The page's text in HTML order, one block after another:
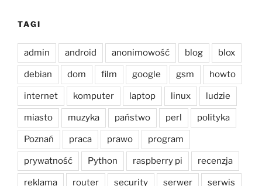
TAGI
admin android anonimowość blog blox
debian dom film google gsm howto
internet komputer laptop linux ludzie
miasto muzyka państwo perl polityka
Poznań praca prawo program
prywatność Python raspberry pi recenzja
reklama router security serwer serwis